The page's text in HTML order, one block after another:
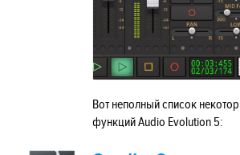
Вот неполный список
функций Audio Evolution 5: